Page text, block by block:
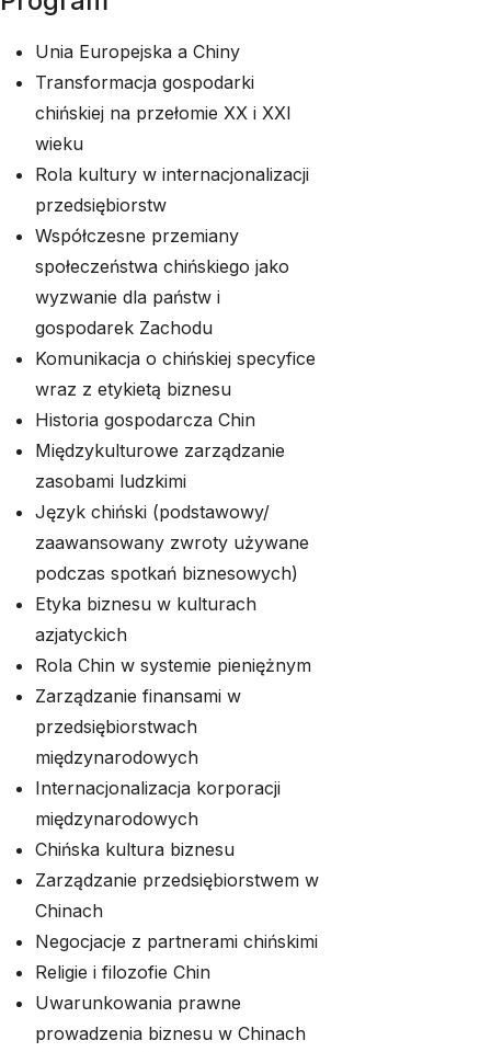
Unia Europejska a Chiny
Transformacja gospodarki
chińskiej na przełomie XX i XXI
wieku
Rola kultury w internacjonalizacji
przedsiębiorstw
Współczesne przemiany
społeczeństwa chińskiego jako
wyzwanie dla państw i
gospodarek Zachodu
Komunikacja o chińskiej specyfice
wraz z etykietą biznesu
Historia gospodarcza Chin
Międzykulturowe zarządzanie
zasobami ludzkimi
Język chiński (podstawowy/
zaawansowany zwroty używane
podczas spotkań biznesowych)
Etyka biznesu w kulturach
azjatyckich
Rola Chin w systemie pieniężnym
Zarządzanie finansami w
przedsiębiorstwach
międzynarodowych
Internacjonalizacja korporacji
międzynarodowych
Chińska kultura biznesu
Zarządzanie przedsiębiorstwem w
Chinach
Negocjacje z partnerami chińskimi
Religie i filozofie Chin
Uwarunkowania prawne
prowadzenia biznesu w Chinach